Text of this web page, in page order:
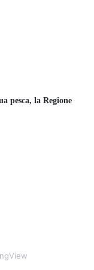
pesca, la Regione